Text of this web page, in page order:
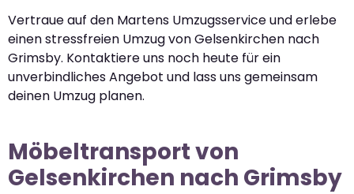
Vertraue auf den Martens Umzugsservice und erlebe
einen stressfreien Umzug von Gelsenkirchen nach
Grimsby. Kontaktiere uns noch heute für ein
unverbindliches Angebot und lass uns gemeinsam
deinen Umzug planen.
Möbeltransport von
Gelsenkirchen nach Grimsby